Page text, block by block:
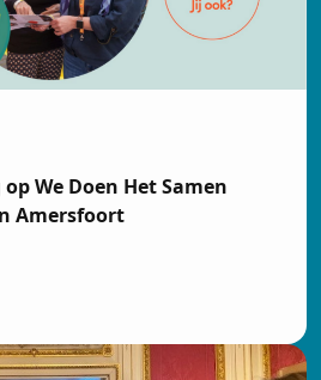
We Doen Het Samen
Amersfoort